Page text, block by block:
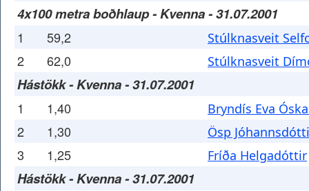
4x100 metra boðhlaup - Kvenna - 31.07.2001
1 59,2 Stúlknasveit
2 62,0 Stúlknasveit
Hástökk - Kvenna - 31.07.2001
1 1,40 Bryndís Eva
2 1,30 Ösp
3 1,25 Fríða Helgadóttir
Hástökk - Kvenna - 31.07.2001